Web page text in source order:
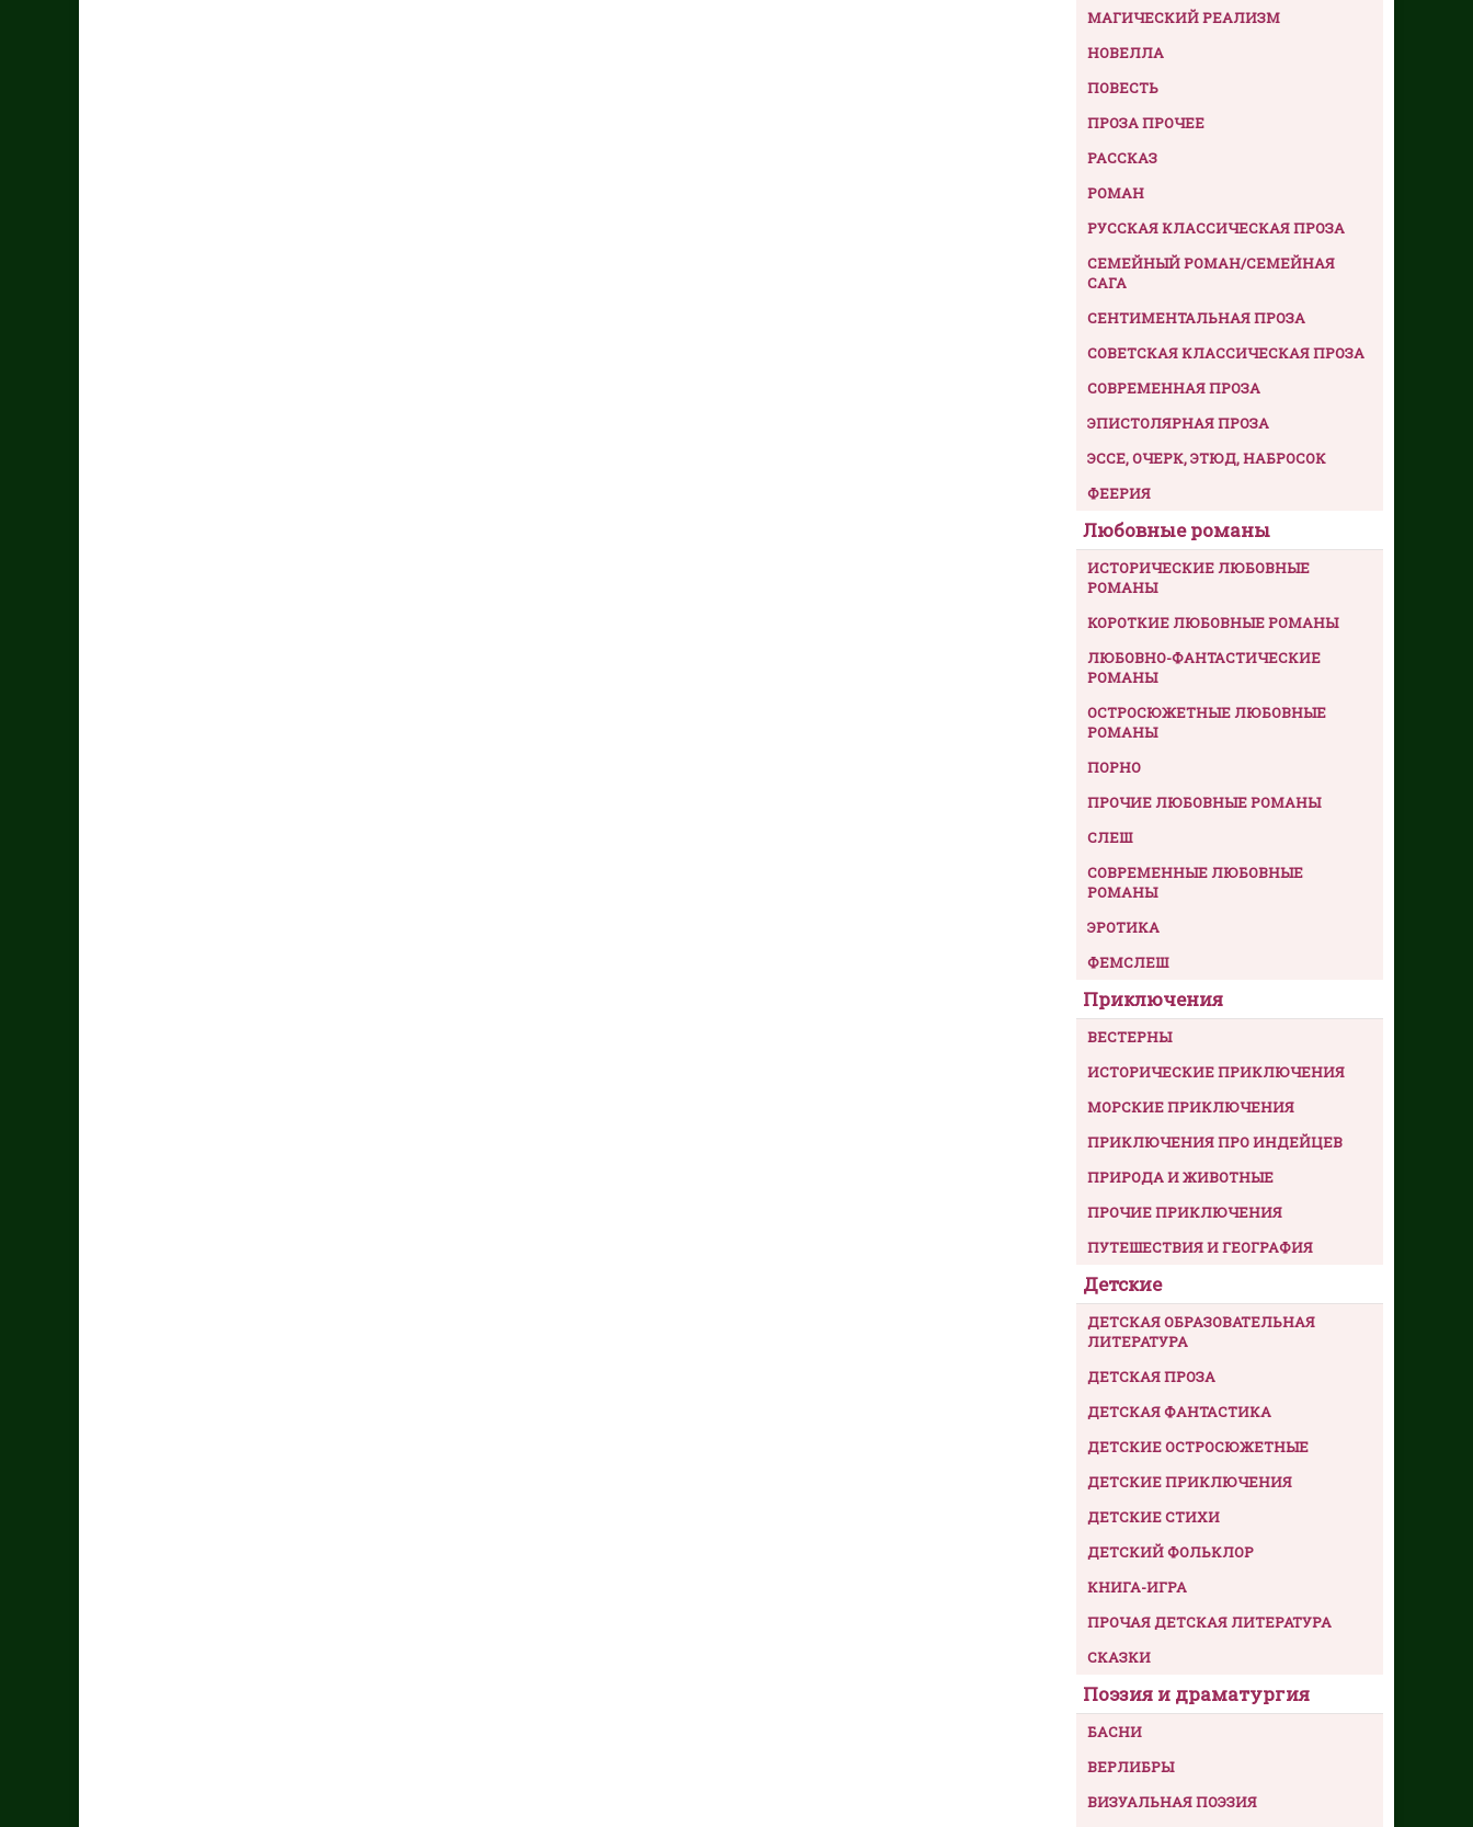
МАГИЧЕСКИЙ РЕАЛИЗМ
НОВЕЛЛА
ПОВЕСТЬ
ПРОЗА ПРОЧЕЕ
РАССКАЗ
РОМАН
РУССКАЯ КЛАССИЧЕСКАЯ ПРОЗА
СЕМЕЙНЫЙ РОМАН/СЕМЕЙНАЯ
САГА
СЕНТИМЕНТАЛЬНАЯ ПРОЗА
СОВЕТСКАЯ КЛАССИЧЕСКАЯ ПРОЗА
СОВРЕМЕННАЯ ПРОЗА
ЭПИСТОЛЯРНАЯ ПРОЗА
ЭССЕ, ОЧЕРК, ЭТЮД, НАБРОСОК
ФЕЕРИЯ
Любовные романы
ИСТОРИЧЕСКИЕ ЛЮБОВНЫЕ
РОМАНЫ
КОРОТКИЕ ЛЮБОВНЫЕ РОМАНЫ
ЛЮБОВНО-ФАНТАСТИЧЕСКИЕ
РОМАНЫ
ОСТРОСЮЖЕТНЫЕ ЛЮБОВНЫЕ
РОМАНЫ
ПОРНО
ПРОЧИЕ ЛЮБОВНЫЕ РОМАНЫ
СЛЕШ
СОВРЕМЕННЫЕ ЛЮБОВНЫЕ
РОМАНЫ
ЭРОТИКА
ФЕМСЛЕШ
Приключения
ВЕСТЕРНЫ
ИСТОРИЧЕСКИЕ ПРИКЛЮЧЕНИЯ
МОРСКИЕ ПРИКЛЮЧЕНИЯ
ПРИКЛЮЧЕНИЯ ПРО ИНДЕЙЦЕВ
ПРИРОДА И ЖИВОТНЫЕ
ПРОЧИЕ ПРИКЛЮЧЕНИЯ
ПУТЕШЕСТВИЯ И ГЕОГРАФИЯ
Детские
ДЕТСКАЯ ОБРАЗОВАТЕЛЬНАЯ
ЛИТЕРАТУРА
ДЕТСКАЯ ПРОЗА
ДЕТСКАЯ ФАНТАСТИКА
ДЕТСКИЕ ОСТРОСЮЖЕТНЫЕ
ДЕТСКИЕ ПРИКЛЮЧЕНИЯ
ДЕТСКИЕ СТИХИ
ДЕТСКИЙ ФОЛЬКЛОР
КНИГА-ИГРА
ПРОЧАЯ ДЕТСКАЯ ЛИТЕРАТУРА
СКАЗКИ
Поэзия и драматургия
БАСНИ
ВЕРЛИБРЫ
ВИЗУАЛЬНАЯ ПОЭЗИЯ